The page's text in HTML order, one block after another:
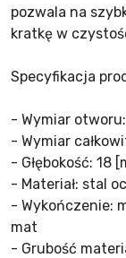
pozwala na
kratkę w
Specyfikacja
- Wymiar
- Wymiar
- Głębokość: 18
- Materiał: stal
- Wykończenie:
mat
- Grubość